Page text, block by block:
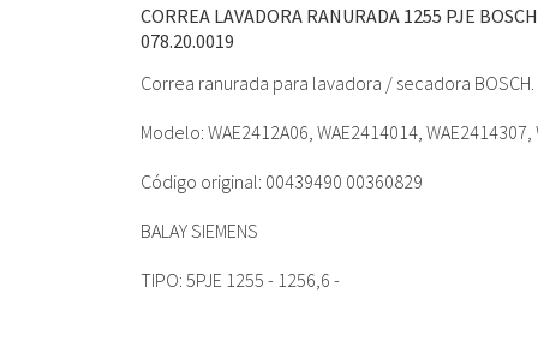
CORREA LAVADORA RANURADA 1255 PJE BOSCH
078.20.0019
Correa ranurada para lavadora / secadora BOSCH.
Modelo: WAE2412A06, WAE2414014,
Código original: 00439490 00360829
BALAY SIEMENS
TIPO: 5PJE 1255 - 1256,6 -